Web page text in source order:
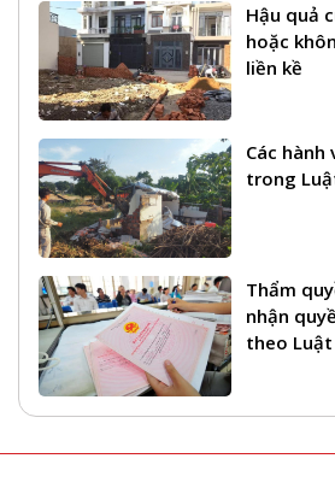
Hậu quả
hoặc
liền kề
Các hành
trong
Thẩm
nhận
theo